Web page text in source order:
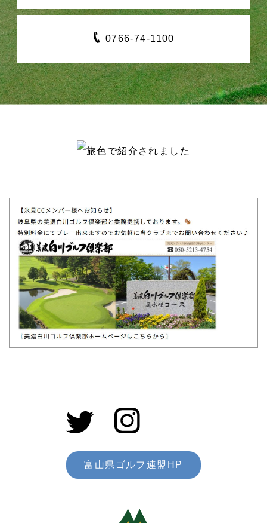
0766-74-1100
富山県ゴルフ連盟HP